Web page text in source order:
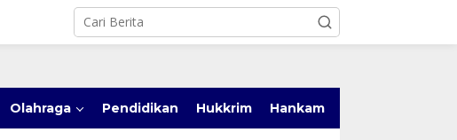
Olahraga Pendidikan Hukkrim Hankam